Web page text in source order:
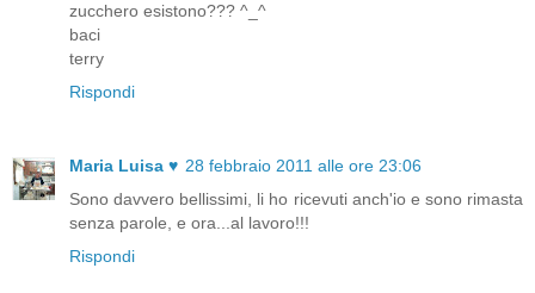
zucchero esistono??? ^_^
baci
terry
Rispondi
Maria Luisa ♥ 28 febbraio 2011 alle ore 23:06
Sono davvero bellissimi, li ho ricevuti anch'io e sono rimasta
senza parole, e ora...al lavoro!!!
Rispondi